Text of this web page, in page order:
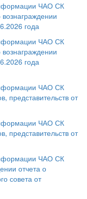
ЧАО СК
года
ЧАО СК
года
ЧАО СК
представительств от
ЧАО СК
представительств от
ЧАО СК
отчета о
совета от